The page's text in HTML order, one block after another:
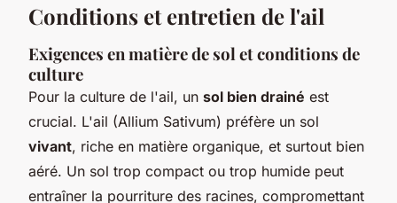
Conditions et entretien de l'ail
Exigences en matière de sol et conditions de
culture
Pour la culture de l'ail, un sol bien drainé est
crucial. L'ail (Allium Sativum) préfère un sol
vivant, riche en matière organique, et surtout bien
aéré. Un sol trop compact ou trop humide peut
entraîner la pourriture des racines, compromettant